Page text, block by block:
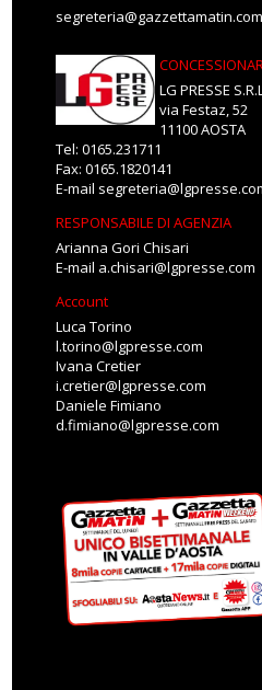
segreteria@gazzettamatin.com
LG PRESSE
via Festaz, 52
11100 AOSTA
Tel: 0165.231711
Fax: 0165.1820141
E-mail
RESPONSABILE DI AGENZIA
Arianna Gori Chisari
E-mail a.chisari@lgpresse.com
Account
Luca Torino
l.torino@lgpresse.com
Ivana Cretier
i.cretier@lgpresse.com
Daniele Fimiano
d.fimiano@lgpresse.com